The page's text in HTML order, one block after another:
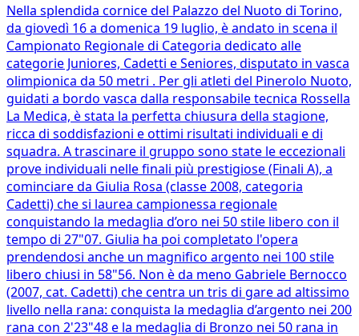
Nella splendida cornice del Palazzo del Nuoto di Torino,
da giovedì 16 a domenica 19 luglio, è andato in scena il
Campionato Regionale di Categoria dedicato alle
categorie Juniores, Cadetti e Seniores, disputato in vasca
olimpionica da 50 metri . Per gli atleti del Pinerolo Nuoto,
guidati a bordo vasca dalla responsabile tecnica Rossella
La Medica, è stata la perfetta chiusura della stagione,
ricca di soddisfazioni e ottimi risultati individuali e di
squadra. A trascinare il gruppo sono state le eccezionali
prove individuali nelle finali più prestigiose (Finali A), a
cominciare da Giulia Rosa (classe 2008, categoria
Cadetti) che si laurea campionessa regionale
conquistando la medaglia d’oro nei 50 stile libero con il
tempo di 27"07. Giulia ha poi completato l'opera
prendendosi anche un magnifico argento nei 100 stile
libero chiusi in 58"56. Non è da meno Gabriele Bernocco
(2007, cat. Cadetti) che centra un tris di gare ad altissimo
livello nella rana: conquista la medaglia d’argento nei 200
rana con 2'23"48 e la medaglia di Bronzo nei 50 rana in